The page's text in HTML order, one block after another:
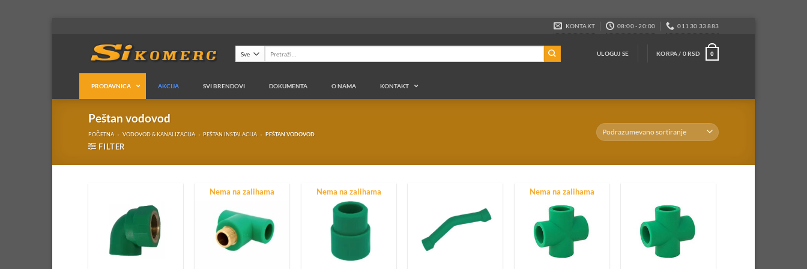
KONTAKT 08:00 - 20:00 011 30 33 883
za:
ULOGUJ SE KORPA / 0RSD 0
PRODAVNICA
Peštan instalacija
Peštan vodovod
Peštan cevi
MS Nepovratni ventili
MS Klizne spojnice
Gumene zaptivke
Filteri
Baštenski program
Ventili
Revizioni poklopci
Regulatori pritiska
Ventiacione rešetke
Virble za slavine
Virble za ventile
AKCIJA SVI BRENDOVI DOKUMENTA O NAMA KONTAKT
Peštan vodovod
POČETNA » VODOVOD & KANALIZACIJA » PEŠTAN INSTALACIJA » PEŠTAN VODOVOD
FILTER
Nema na zalihama Nema na zalihama Nema na zalihama